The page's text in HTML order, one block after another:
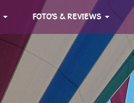
FOTO'S & REVIEWS